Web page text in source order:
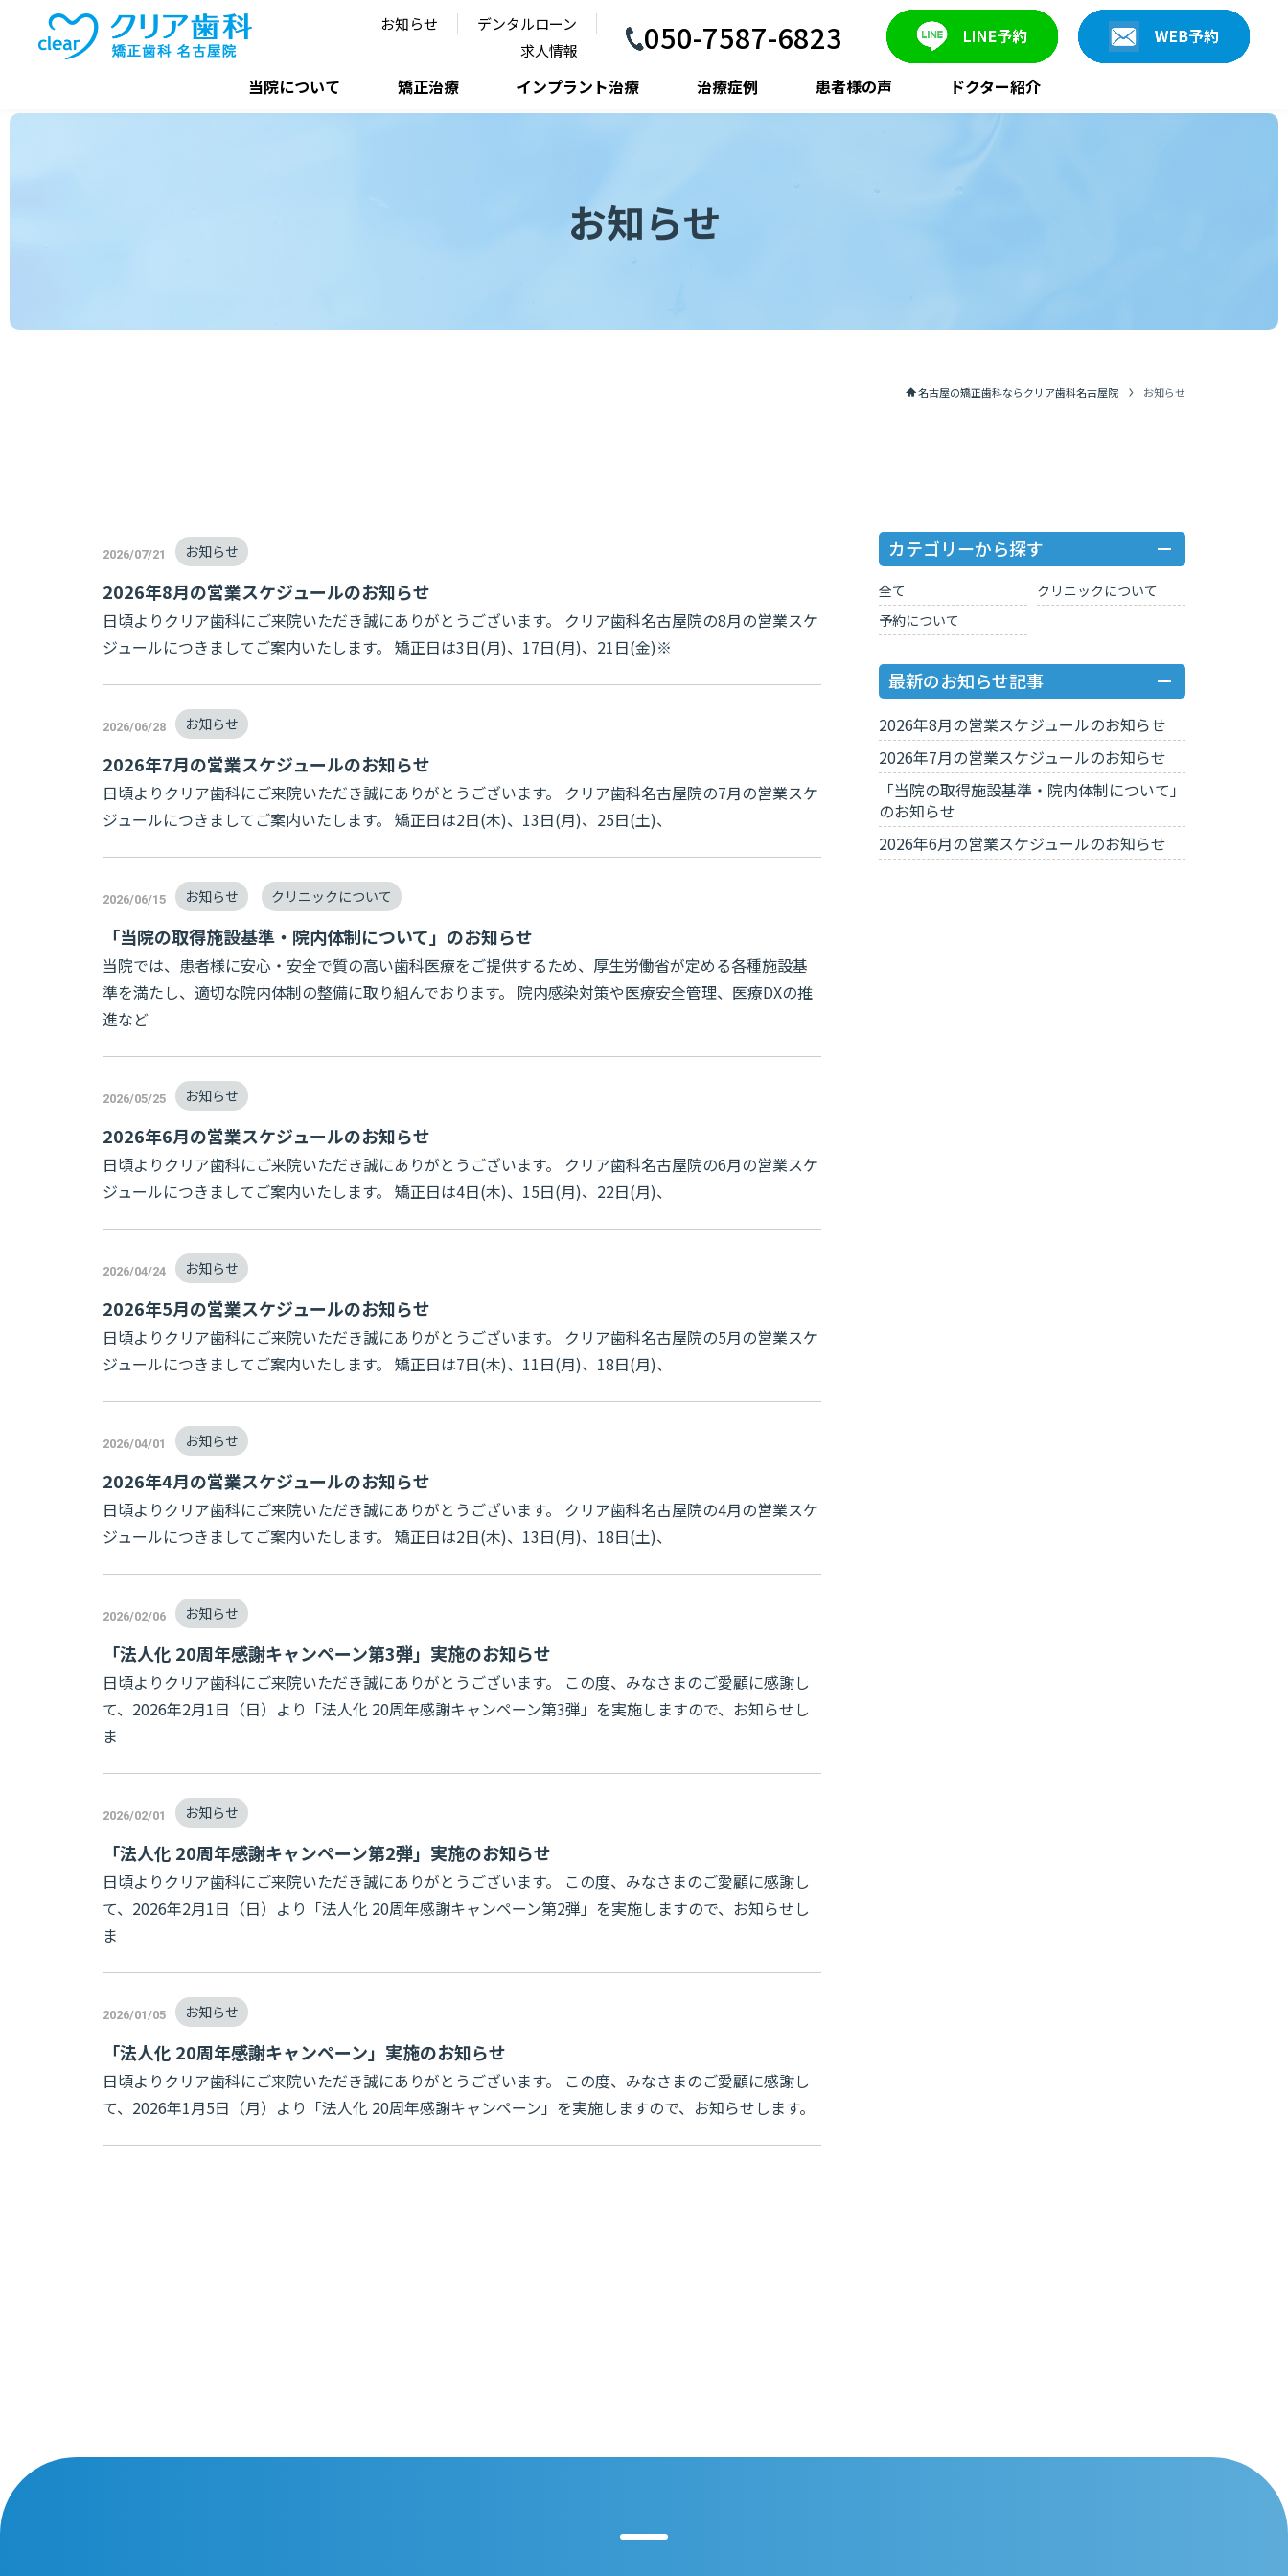
お知らせ
デンタルローン
求人情報
050-7587-6823
当院について 矯正治療 インプラント治療 治療症例 患者様の声 ドクター紹介
お知らせ
名古屋の矯正歯科ならクリア歯科名古屋院 お知らせ
2026/07/21 お知らせ
2026年8月の営業スケジュールのお知らせ
日頃よりクリア歯科にご来院いただき誠にありがとうございます。 クリア歯科名古屋院の8月の営業スケ
ジュールにつきましてご案内いたします。 矯正日は3日(月)、17日(月)、21日(金)※
2026/06/28 お知らせ
2026年7月の営業スケジュールのお知らせ
日頃よりクリア歯科にご来院いただき誠にありがとうございます。 クリア歯科名古屋院の7月の営業スケ
ジュールにつきましてご案内いたします。 矯正日は2日(木)、13日(月)、25日(土)、
2026/06/15 お知らせ クリニックについて
「当院の取得施設基準・院内体制について」のお知らせ
当院では、患者様に安心・安全で質の高い歯科医療をご提供するため、厚生労働省が定める各種施設基
準を満たし、適切な院内体制の整備に取り組んでおります。 院内感染対策や医療安全管理、医療DXの推
進など
2026/05/25 お知らせ
2026年6月の営業スケジュールのお知らせ
日頃よりクリア歯科にご来院いただき誠にありがとうございます。 クリア歯科名古屋院の6月の営業スケ
ジュールにつきましてご案内いたします。 矯正日は4日(木)、15日(月)、22日(月)、
2026/04/24 お知らせ
2026年5月の営業スケジュールのお知らせ
日頃よりクリア歯科にご来院いただき誠にありがとうございます。 クリア歯科名古屋院の5月の営業スケ
ジュールにつきましてご案内いたします。 矯正日は7日(木)、11日(月)、18日(月)、
2026/04/01 お知らせ
2026年4月の営業スケジュールのお知らせ
日頃よりクリア歯科にご来院いただき誠にありがとうございます。 クリア歯科名古屋院の4月の営業スケ
ジュールにつきましてご案内いたします。 矯正日は2日(木)、13日(月)、18日(土)、
2026/02/06 お知らせ
「法人化 20周年感謝キャンペーン第3弾」実施のお知らせ
日頃よりクリア歯科にご来院いただき誠にありがとうございます。 この度、みなさまのご愛顧に感謝し
て、2026年2月1日（日）より「法人化 20周年感謝キャンペーン第3弾」を実施しますので、お知らせし
ま
2026/02/01 お知らせ
「法人化 20周年感謝キャンペーン第2弾」実施のお知らせ
日頃よりクリア歯科にご来院いただき誠にありがとうございます。 この度、みなさまのご愛顧に感謝し
て、2026年2月1日（日）より「法人化 20周年感謝キャンペーン第2弾」を実施しますので、お知らせし
ま
2026/01/05 お知らせ
「法人化 20周年感謝キャンペーン」実施のお知らせ
日頃よりクリア歯科にご来院いただき誠にありがとうございます。 この度、みなさまのご愛顧に感謝し
て、2026年1月5日（月）より「法人化 20周年感謝キャンペーン」を実施しますので、お知らせします。
カテゴリーから探す
全て
クリニックについて
予約について
最新のお知らせ記事
2026年8月の営業スケジュールのお知らせ
2026年7月の営業スケジュールのお知らせ
「当院の取得施設基準・院内体制について」
のお知らせ
2026年6月の営業スケジュールのお知らせ